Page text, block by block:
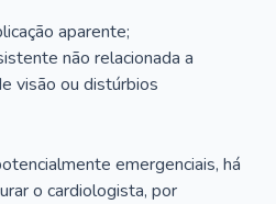
aparente;
não relacionada a
visão ou distúrbios
emergenciais, há
o cardiologista, por